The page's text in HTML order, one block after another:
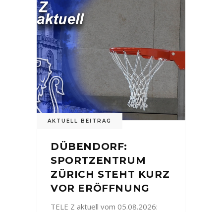
AKTUELL BEITRAG
DÜBENDORF:
SPORTZENTRUM
ZÜRICH STEHT KURZ
VOR ERÖFFNUNG
TELE Z aktuell vom 05.08.2026: